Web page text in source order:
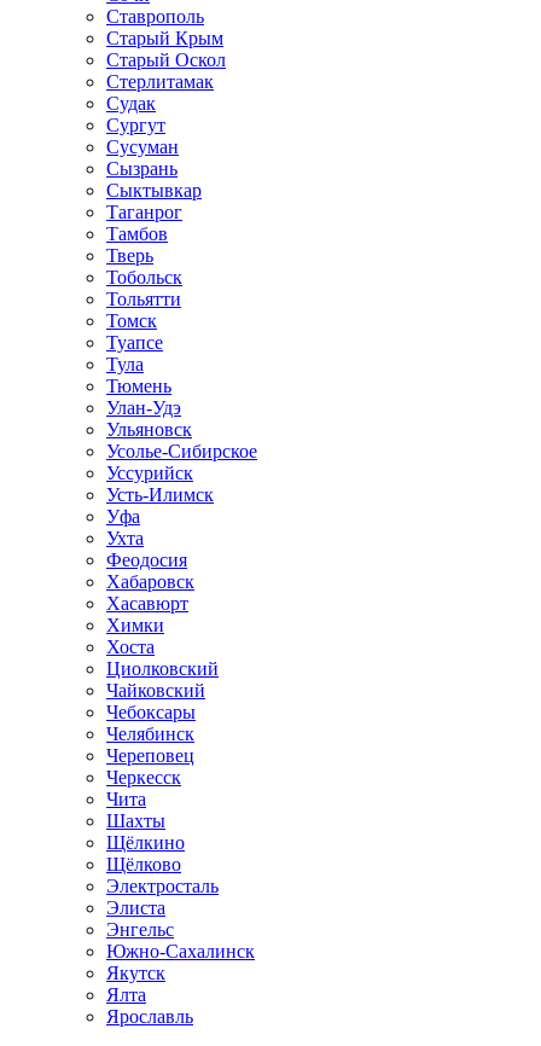
Ставрополь
Старый Крым
Старый Оскол
Стерлитамак
Судак
Сургут
Сусуман
Сызрань
Сыктывкар
Таганрог
Тамбов
Тверь
Тобольск
Тольятти
Томск
Туапсе
Тула
Тюмень
Улан-Удэ
Ульяновск
Усолье-Сибирское
Уссурийск
Усть-Илимск
Уфа
Ухта
Феодосия
Хабаровск
Хасавюрт
Химки
Хоста
Циолковский
Чайковский
Чебоксары
Челябинск
Череповец
Черкесск
Чита
Шахты
Щёлкино
Щёлково
Электросталь
Элиста
Энгельс
Южно-Сахалинск
Якутск
Ялта
Ярославль